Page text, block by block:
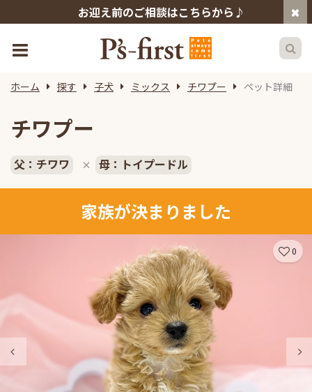
お迎え前のご相談はこちらから♪
ホーム 探す 子犬 ミックス チワプー ペット詳細
チワプー
父：チワワ × 母：トイプードル
家族が決まりました
0